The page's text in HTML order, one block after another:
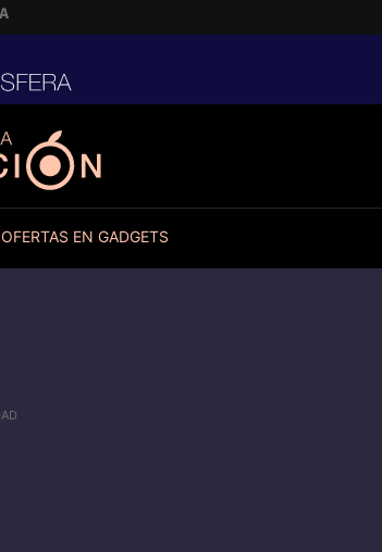
OFERTAS EN GADGETS